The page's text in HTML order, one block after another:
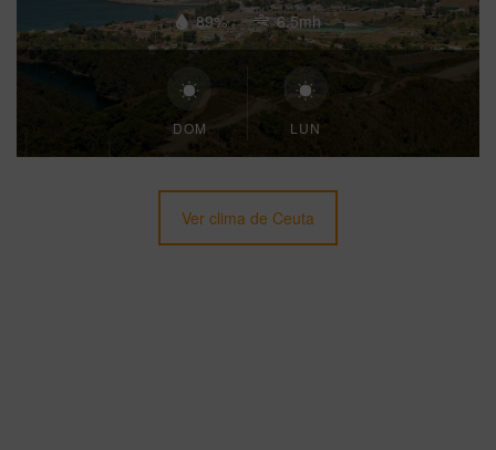
89% 6.5mh
DOM LUN
Ver clima de Ceuta